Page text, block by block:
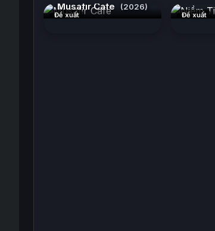
Đề xuất
Musafir Cafe (2026)
Đề xuất